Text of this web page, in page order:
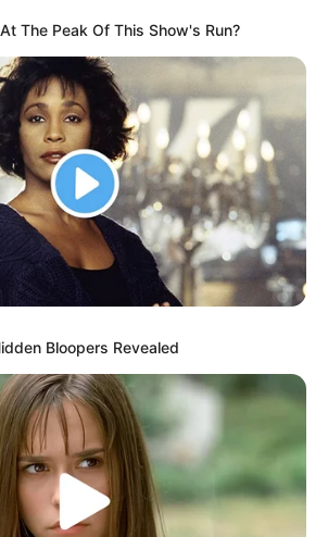
é Isabella Marchetti. Eu tenho 12
me preocupo com o meio
resolvi reciclar,
com caixa de leite!!!
The Peak Of This Show's Run?
Bloopers Revealed